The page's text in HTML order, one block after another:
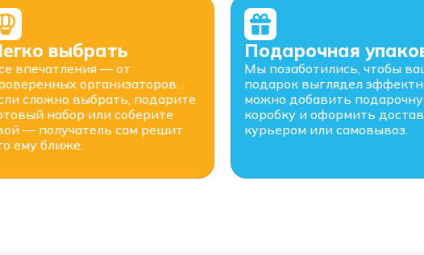
выбрать
впечатления — от
организаторов.
сложно выбрать, подарите
набор или соберите
— получатель сам решит
ему ближе.
Подарочная
Мы позаботились, чтобы
подарок выглядел
можно добавить
коробку и оформить
курьером или самовывоз.